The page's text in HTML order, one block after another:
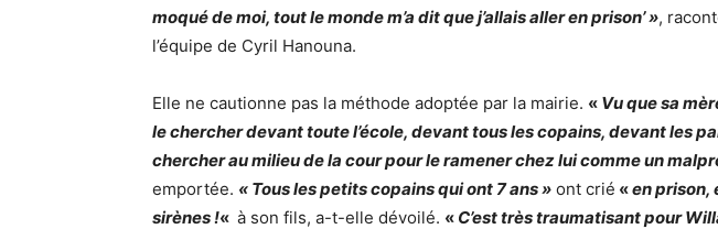
moqué de moi, tout le monde m’a dit que j’allais aller en prison’ »,
l’équipe de Cyril Hanouna.
Elle ne cautionne pas la méthode adoptée par la mairie. « Vu que sa
le chercher devant toute l’école, devant tous les copains, devant les
chercher au milieu de la cour pour le ramener chez lui comme un
emportée. « Tous les petits copains qui ont 7 ans » ont crié «en prison,
sirènes !« à son fils, a-t-elle dévoilé. « C’esttrès traumatisantpour